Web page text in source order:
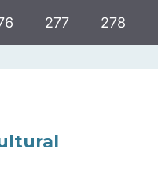
277 278